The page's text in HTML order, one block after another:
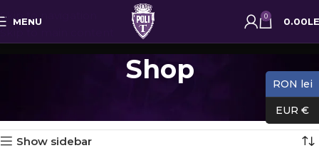
Skip to navigation
MENU 0 0.00
Shop
Show sidebar
RON lei
EUR €